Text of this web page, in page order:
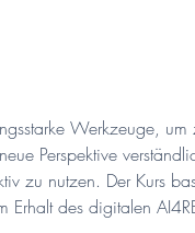
Werkzeuge,
Perspektive
zu nutzen. Der Kurs
Erhalt des digitalen